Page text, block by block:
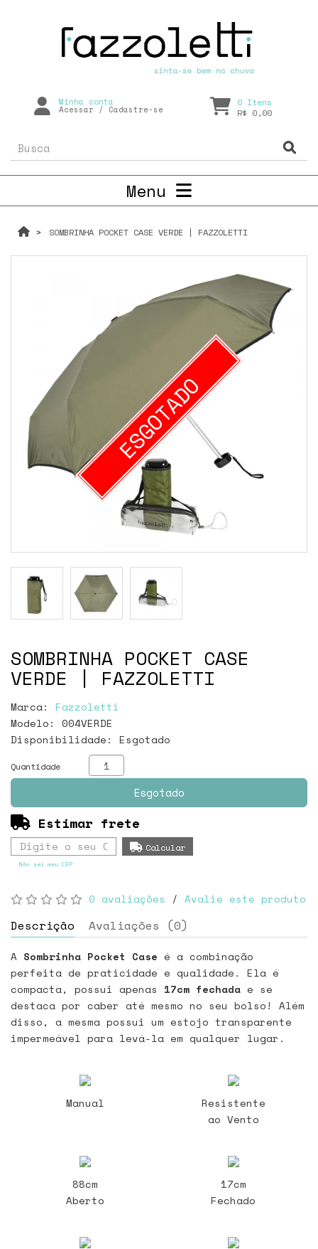
Minha conta
Acessar / Cadastre-se
0 Itens
R$ 0,00
Menu
SOMBRINHA POCKET CASE VERDE | FAZZOLETTI
ESGOTADO
SOMBRINHA POCKET CASE
VERDE | FAZZOLETTI
Marca: Fazzoletti
Modelo: 004VERDE
Disponibilidade: Esgotado
Quantidade
Esgotado
Estimar frete
Não sei meu CEP
0 avaliações / Avalie este produto
Descrição Avaliações (0)
A Sombrinha Pocket Case é a combinação
perfeita de praticidade e qualidade. Ela é
compacta, possui apenas 17cm fechada e se
destaca por caber até mesmo no seu bolso! Além
disso, a mesma possui um estojo transparente
impermeável para levá-la em qualquer lugar.
Manual
Resistente
ao Vento
88cm
Aberto
17cm
Fechado